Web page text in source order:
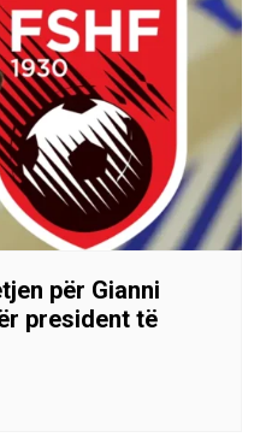
për Gianni
president të